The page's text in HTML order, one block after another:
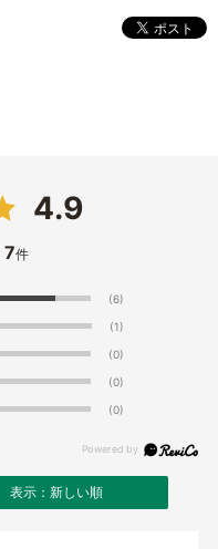
4.9
7件
(6)
(1)
(0)
(0)
(0)
表示：新しい順